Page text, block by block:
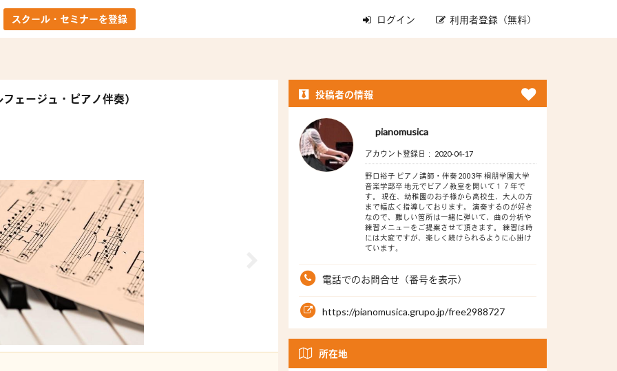
スクール・セミナーを登録 ログイン 利用者登録（無料）
ェージュ・ピアノ伴奏） 投稿者の情報
pianomusica
アカウント登録日： 2020-04-17
野口裕子 ピアノ講師・伴奏 2003年 桐朋学園大学
音楽学部卒 地元でピアノ教室を開いて１７年で
す。 現在、幼稚園のお子様から高校生、大人の方
まで幅広く指導しております。 演奏するのが好き
なので、難しい箇所は一緒に弾いて、曲の分析や
練習メニューをご提案させて頂きます。 練習は時
には大変ですが、楽しく続けられるように心掛け
ています。
電話でのお問合せ（番号を表示）
https://pianomusica.grupo.jp/free2988727
所在地